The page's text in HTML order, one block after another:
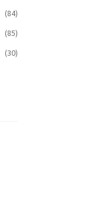
(84)
(85)
(30)